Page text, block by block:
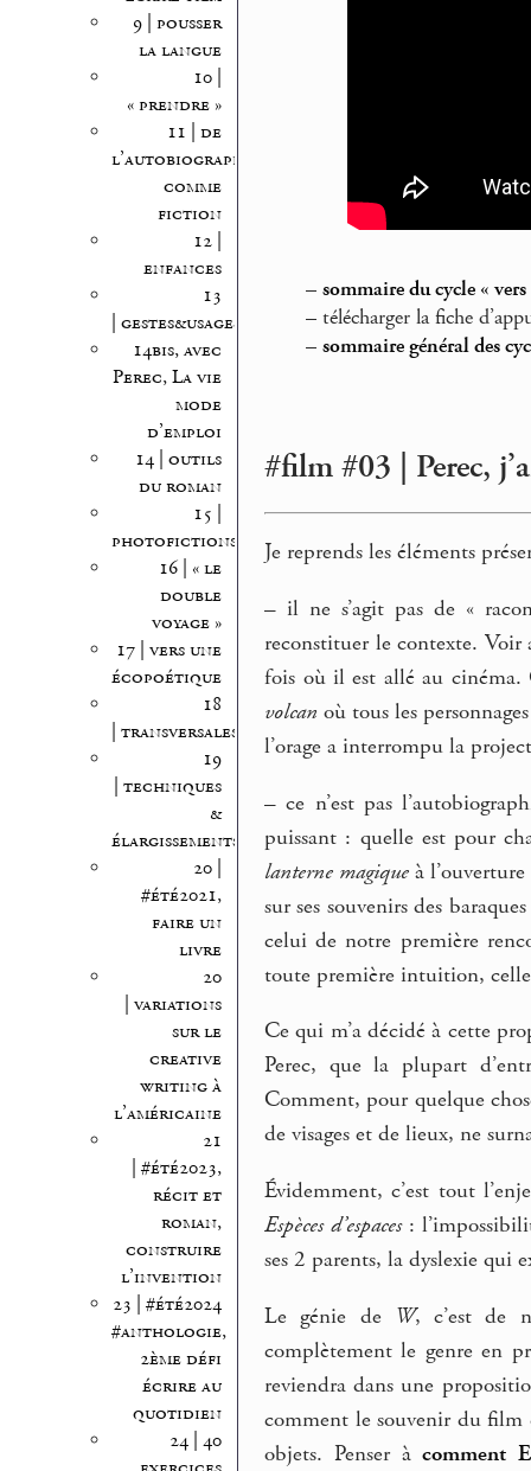
9 | pousser
la langue
10 |
« prendre »
11 | de
l’autobiographie
comme
fiction
12 |
enfances
13
| gestes&usages
14bis, avec
Perec, La vie
mode
d’emploi
14 | outils
du roman
15 |
photofictions
16 | « le
double
voyage »
17 | vers une
écopoétique
18
| transversales
19
| techniques
&
élargissements
20 |
#été2021,
faire un
livre
20
| variations
sur le
creative
writing à
l’américaine
21
| #été2023,
récit et
roman,
construire
l’invention
23 | #été2024
#anthologie,
2ème défi
écrire au
quotidien
24 | 40
– sommaire du cycle «
– télécharger la fiche
– sommaire général des
#film #03 | Perec,
Je reprends les éléments
– il ne s’agit pas de «
reconstituer le contexte.
fois où il est allé au
volcan où tous les
l’orage a interrompu la
– ce n’est pas
puissant : quelle est pour
lanterne magique à
sur ses souvenirs des
celui de notre première
toute première intuition,
Ce qui m’a décidé à cette
Perec, que la plupart
Comment, pour quelque
de visages et de lieux, ne
Évidemment, c’est tout
Espèces d’espaces:
ses 2 parents, la dyslexie qui
Le génie de W, c’est de
complètement le genre en
reviendra dans une
comment le souvenir du film
objets. Penser àcomment